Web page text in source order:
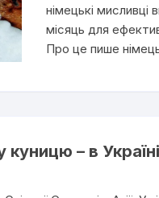
німецькі
місяць для
Про це пише
– в